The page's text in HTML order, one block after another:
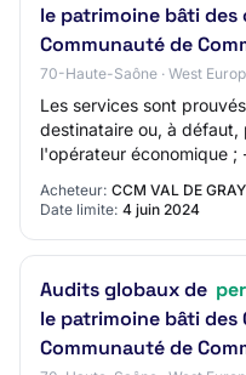
le patrimoine bâti
Communauté de
70-Haute-Saône · West
Les services sont
destinataire ou, à
l'opérateur économique ;
Acheteur: CCM VAL DE GRAY
Date limite: 4 juin 2024
Audits globaux de
le patrimoine bâti des
Communauté de